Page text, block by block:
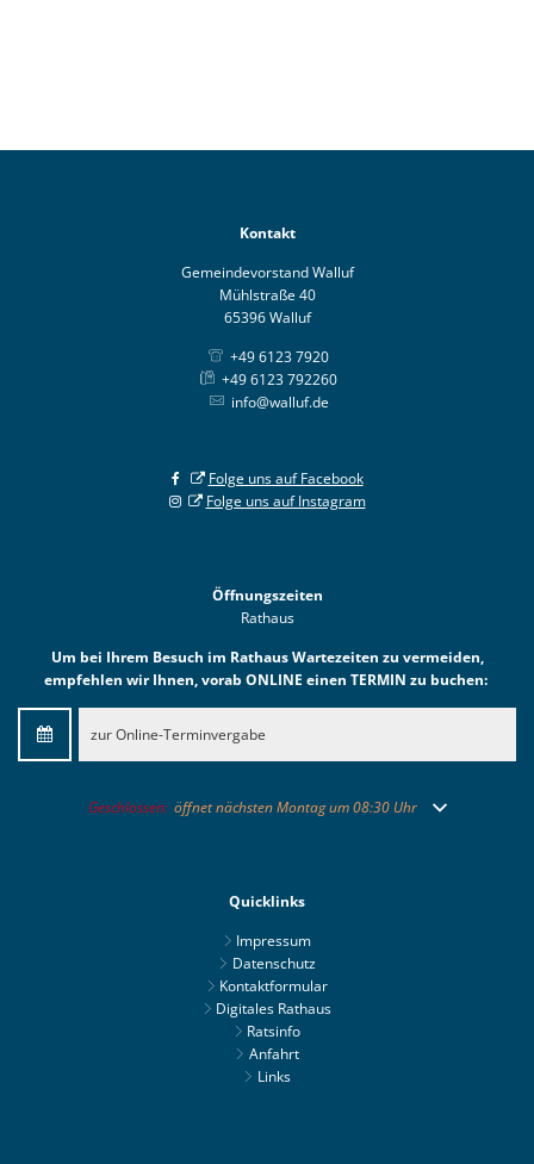
Kontakt
Gemeindevorstand Walluf
Mühlstraße 40
65396 Walluf
+49 6123 7920
+49 6123 792260
info@walluf.de
Folge uns auf Facebook
Folge uns auf Instagram
Öffnungszeiten
Rathaus
Um bei Ihrem Besuch im Rathaus Wartezeiten zu vermeiden,
empfehlen wir Ihnen, vorab ONLINE einen TERMIN zu buchen:
zur Online-Terminvergabe
Klicken, um weitere Öffnungs- oder Schließzeiten auszublenden
Geschlossen: öffnet nächsten Montag um 08:30 Uhr
Quicklinks
Impressum
Datenschutz
Kontaktformular
Digitales Rathaus
Ratsinfo
Anfahrt
Links